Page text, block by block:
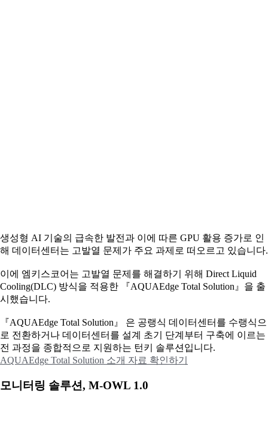
생성형 AI 기술의 급속한 발전과 이에 따른 GPU 활용 증가로 인
해 데이터센터는 고발열 문제가 주요 과제로 떠오르고 있습니다.
이에 엠키스코어는 고발열 문제를 해결하기 위해 Direct Liquid
Cooling(DLC) 방식을 적용한 『AQUAEdge Total Solution』을 출
시했습니다.
『AQUAEdge Total Solution』 은 공랭식 데이터센터를 수랭식으
로 전환하거나 데이터센터를 설계 초기 단계부터 구축에 이르는
전 과정을 종합적으로 지원하는 턴키 솔루션입니다.
AQUAEdge Total Solution 소개 자료 확인하기
모니터링 솔루션, M-OWL 1.0